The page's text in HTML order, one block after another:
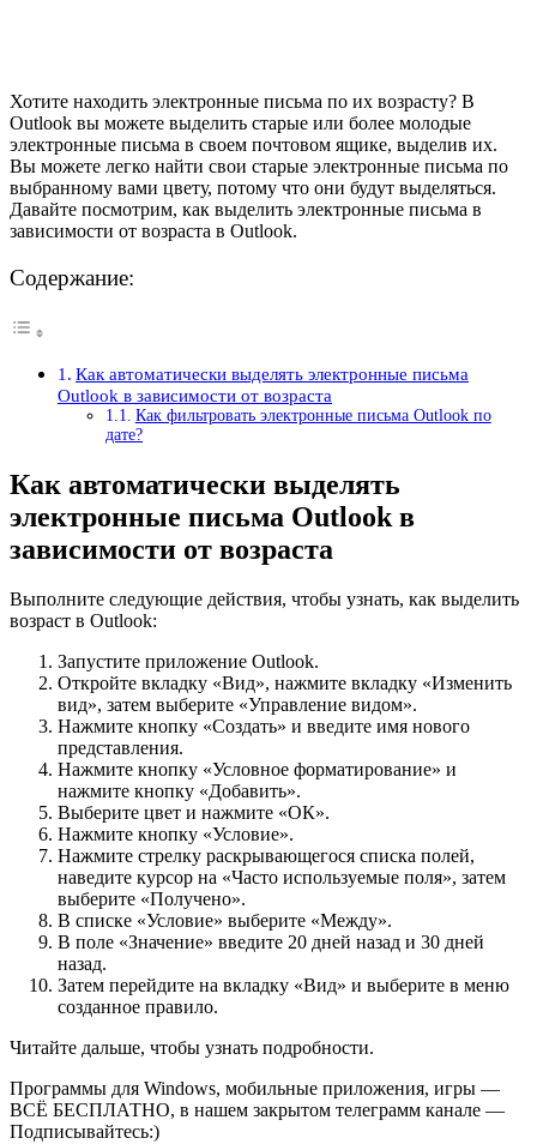
Хотите находить электронные письма по их возрасту? В
Outlook вы можете выделить старые или более молодые
электронные письма в своем почтовом ящике, выделив их.
Вы можете легко найти свои старые электронные письма по
выбранному вами цвету, потому что они будут выделяться.
Давайте посмотрим, как выделить электронные письма в
зависимости от возраста в Outlook.
Содержание:
Как автоматически выделять электронные письма
Outlook в зависимости от возраста
Как фильтровать электронные письма Outlook по
дате?
Как автоматически выделять
электронные письма Outlook в
зависимости от возраста
Выполните следующие действия, чтобы узнать, как выделить
возраст в Outlook:
Запустите приложение Outlook.
Откройте вкладку «Вид», нажмите вкладку «Изменить
вид», затем выберите «Управление видом».
Нажмите кнопку «Создать» и введите имя нового
представления.
Нажмите кнопку «Условное форматирование» и
нажмите кнопку «Добавить».
Выберите цвет и нажмите «ОК».
Нажмите кнопку «Условие».
Нажмите стрелку раскрывающегося списка полей,
наведите курсор на «Часто используемые поля», затем
выберите «Получено».
В списке «Условие» выберите «Между».
В поле «Значение» введите 20 дней назад и 30 дней
назад.
Затем перейдите на вкладку «Вид» и выберите в меню
созданное правило.
Читайте дальше, чтобы узнать подробности.
Программы для Windows, мобильные приложения, игры —
ВСЁ БЕСПЛАТНО, в нашем закрытом телеграмм канале —
Подписывайтесь:)